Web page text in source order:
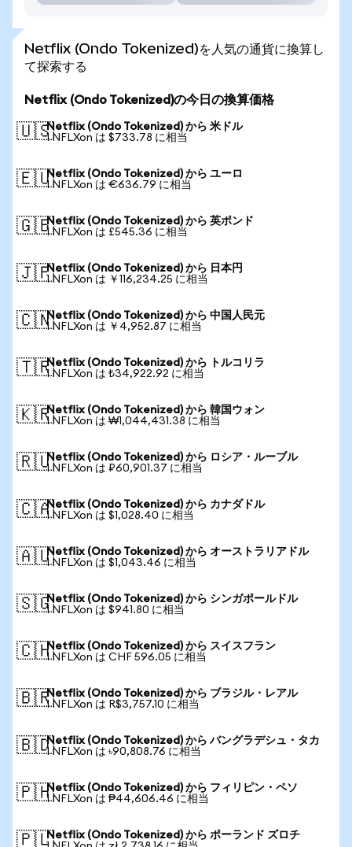
Netflix (Ondo Tokenized)を人気の通貨に換算し
て探索する
Netflix (Ondo Tokenized)の今日の換算価格
🇺🇸Netflix (Ondo Tokenized) から 米ドル
1 NFLXon は $733.78 に相当
🇪🇺Netflix (Ondo Tokenized) から ユーロ
1 NFLXon は €636.79 に相当
🇬🇧Netflix (Ondo Tokenized) から 英ポンド
1 NFLXon は £545.36 に相当
🇯🇵Netflix (Ondo Tokenized) から 日本円
1 NFLXon は ￥116,234.25 に相当
🇨🇳Netflix (Ondo Tokenized) から 中国人民元
1 NFLXon は ￥4,952.87 に相当
🇹🇷Netflix (Ondo Tokenized) から トルコリラ
1 NFLXon は ₺34,922.92 に相当
🇰🇷Netflix (Ondo Tokenized) から 韓国ウォン
1 NFLXon は ₩1,044,431.38 に相当
🇷🇺Netflix (Ondo Tokenized) から ロシア・ルーブル
1 NFLXon は ₽60,901.37 に相当
🇨🇦Netflix (Ondo Tokenized) から カナダドル
1 NFLXon は $1,028.40 に相当
🇦🇺Netflix (Ondo Tokenized) から オーストラリアドル
1 NFLXon は $1,043.46 に相当
🇸🇬Netflix (Ondo Tokenized) から シンガポールドル
1 NFLXon は $941.80 に相当
🇨🇭Netflix (Ondo Tokenized) から スイスフラン
1 NFLXon は CHF 596.05 に相当
🇧🇷Netflix (Ondo Tokenized) から ブラジル・レアル
1 NFLXon は R$3,757.10 に相当
🇧🇩Netflix (Ondo Tokenized) から バングラデシュ・タカ
1 NFLXon は ৳90,808.76 に相当
🇵🇭Netflix (Ondo Tokenized) から フィリピン・ペソ
1 NFLXon は ₱44,606.46 に相当
🇵🇱Netflix (Ondo Tokenized) から ポーランド ズロチ